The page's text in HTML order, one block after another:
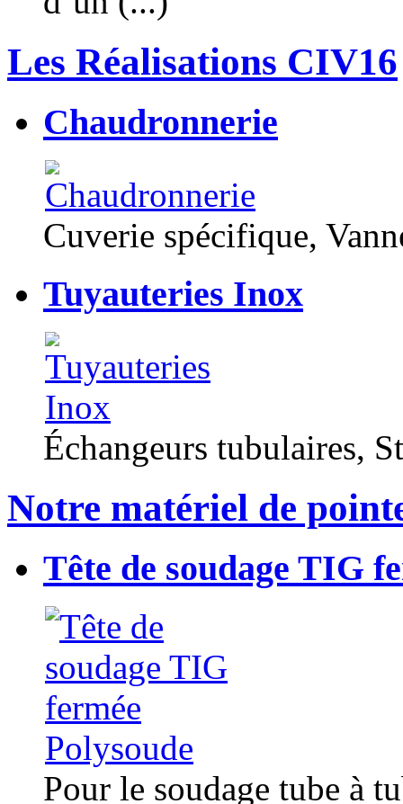
Les Réalisations CIV16
Chaudronnerie
Cuverie spécifique,
Tuyauteries Inox
Échangeurs tubulaires,
Notre matériel de
Tête de soudage TIG
Pour le soudage tube à